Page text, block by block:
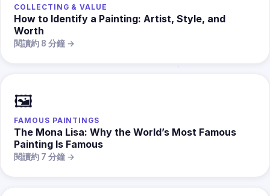
COLLECTING & VALUE
How to Identify a Painting: Artist, Style, and
Worth
閱讀約 8 分鐘 →
🖼️
FAMOUS PAINTINGS
The Mona Lisa: Why the World’s Most Famous
Painting Is Famous
閱讀約 7 分鐘 →